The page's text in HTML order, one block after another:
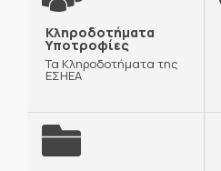
Κληροδοτήματα
Υποτροφίες
Τα Κληροδοτήματα της
ΕΣΗΕΑ